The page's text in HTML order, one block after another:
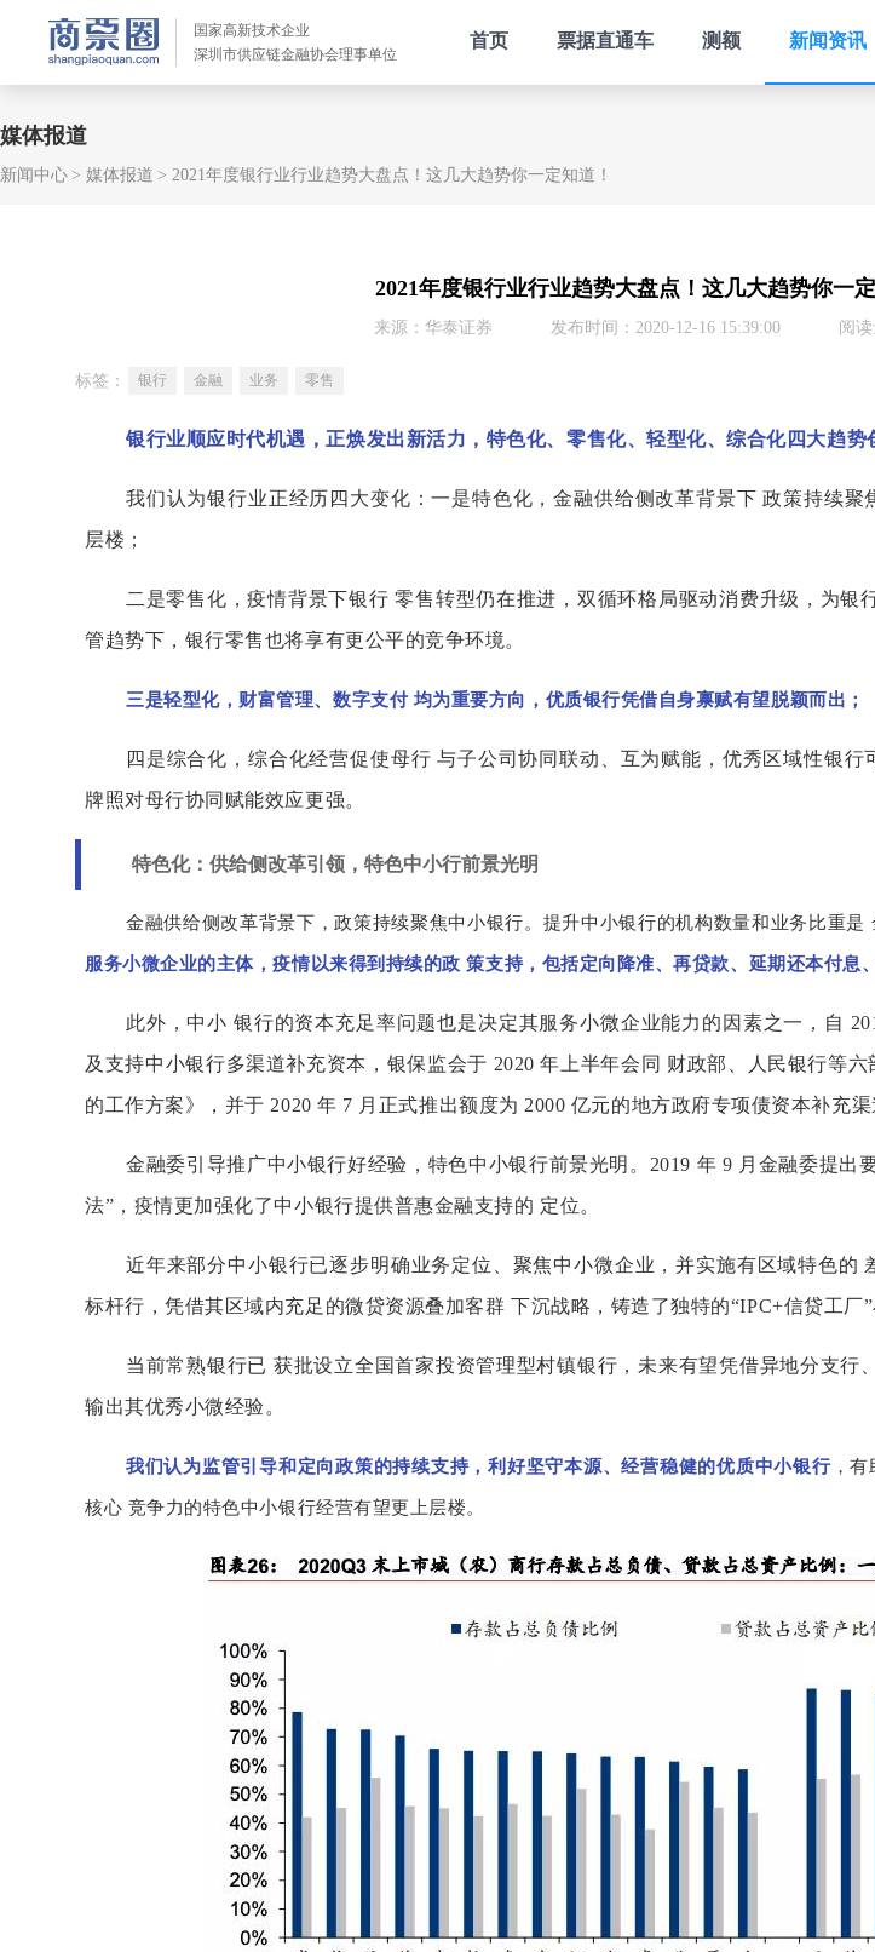
国家高新技术企业
深圳市供应链金融协会理事单位
首页 票据直通车 测额 新闻资讯
媒体报道
新闻中心 媒体报道 2021年度银行业行业趋势大盘点！这几大趋势你一定知道！
2021年度银行业行业趋势大盘点！这几大趋势你一定
来源：华泰证券 发布时间：2020-12-16 15:39:00 阅
标签： 银行 金融 业务 零售
银行业顺应时代机遇，正焕发出新活力，特色化、零售化、轻型化、综合化四大趋势
我们认为银行业正经历四大变化：一是特色化，金融供给侧改革背景下 政策持续聚
层楼；
二是零售化，疫情背景下银行 零售转型仍在推进，双循环格局驱动消费升级，为银
管趋势下，银行零售也将享有更公平的竞争环境。
三是轻型化，财富管理、数字支付 均为重要方向，优质银行凭借自身禀赋有望脱颖而出；
四是综合化，综合化经营促使母行 与子公司协同联动、互为赋能，优秀区域性银
牌照对母行协同赋能效应更强。
特色化：供给侧改革引领，特色中小行前景光明
金融供给侧改革背景下，政策持续聚焦中小银行。提升中小银行的机构数量和业务比重是
服务小微企业的主体，疫情以来得到持续的政 策支持，包括定向降准、再贷款、延期还本付息
此外，中小 银行的资本充足率问题也是决定其服务小微企业能力的因素之一，自
及支持中小银行多渠道补充资本，银保监会于 2020 年上半年会同 财政部、人民银行等
的工作方案》，并于 2020 年 7 月正式推出额度为 2000 亿元的地方政府专项债资本补充渠
金融委引导推广中小银行好经验，特色中小银行前景光明。2019 年 9 月金融委提出
法”，疫情更加强化了中小银行提供普惠金融支持的 定位。
近年来部分中小银行已逐步明确业务定位、聚焦中小微企业，并实施有区域特色的
标杆行，凭借其区域内充足的微贷资源叠加客群 下沉战略，铸造了独特的“IPC+信贷工厂
当前常熟银行已 获批设立全国首家投资管理型村镇银行，未来有望凭借异地分支行
输出其优秀小微经验。
我们认为监管引导和定向政策的持续支持，利好坚守本源、经营稳健的优质中小银行，有
核心 竞争力的特色中小银行经营有望更上层楼。